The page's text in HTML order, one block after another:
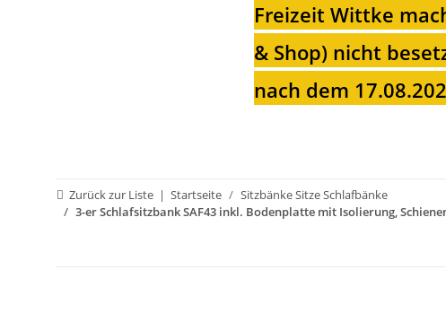
Freizeit Wittke
& Shop) nicht
nach dem
Zurück zur Liste Startseite
Sitzbänke Sitze Schlafbänke
3-er Schlafsitzbank SAF43 inkl. Bodenplatte mit Isolierung,